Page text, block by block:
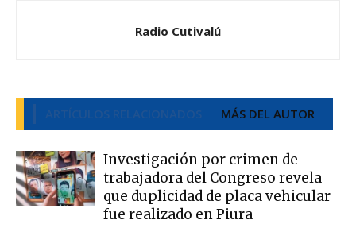
Radio Cutivalú
ARTÍCULOS RELACIONADOS MÁS DEL AUTOR
Investigación por crimen de
trabajadora del Congreso revela
que duplicidad de placa vehicular
fue realizado en Piura